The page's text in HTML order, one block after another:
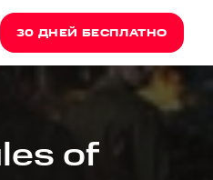
30 ДНЕЙ БЕСПЛАТНО
of